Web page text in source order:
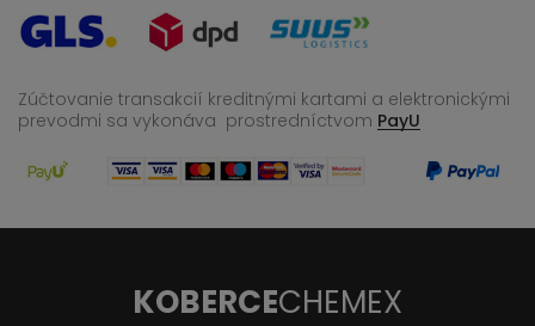
Zúčtovanie transakcií kreditnými kartami a elektronickými
prevodmi sa vykonáva prostredníctvom PayU
KOBERCECHEMEX